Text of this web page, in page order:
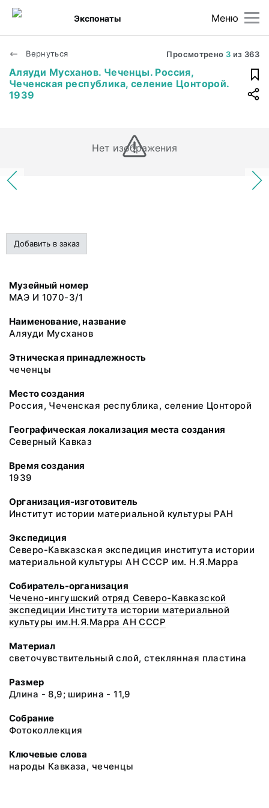
Меню
Экспонаты
Вернуться Просмотрено 3 из 363
Аляуди Мусханов. Чеченцы. Россия,
Чеченская республика, селение Цонторой.
1939
Нет изображения
Добавить в заказ
Музейный номер
МАЭ И 1070-3/1
Наименование, название
Аляуди Мусханов
Этническая принадлежность
чеченцы
Место создания
Россия, Чеченская республика, селение Цонторой
Географическая локализация места создания
Северный Кавказ
Время создания
1939
Организация-изготовитель
Институт истории материальной культуры РАН
Экспедиция
Северо-Кавказская экспедиция института истории
материальной культуры АН СССР им. Н.Я.Марра
Собиратель-организация
Чечено-ингушский отряд Северо-Кавказской
экспедиции Института истории материальной
культуры им.Н.Я.Марра АН СССР
Материал
светочувствительный слой, стеклянная пластина
Размер
Длина - 8,9; ширина - 11,9
Собрание
Фотоколлекция
Ключевые слова
народы Кавказа, чеченцы